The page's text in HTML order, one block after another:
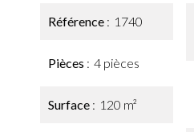
Référence 1740
Pièces 4 pièces
Surface 120 m²